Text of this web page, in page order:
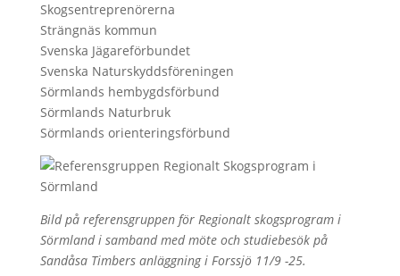
Skogsentreprenörerna
Strängnäs kommun
Svenska Jägareförbundet
Svenska Naturskyddsföreningen
Sörmlands hembygdsförbund
Sörmlands Naturbruk
Sörmlands orienteringsförbund
Bild på referensgruppen för Regionalt skogsprogram i
Sörmland i samband med möte och studiebesök på
Sandåsa Timbers anläggning i Forssjö 11/9 -25.